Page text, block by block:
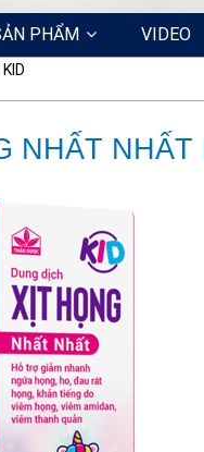
PHẨM VIDEO
NHẤT NHẤT